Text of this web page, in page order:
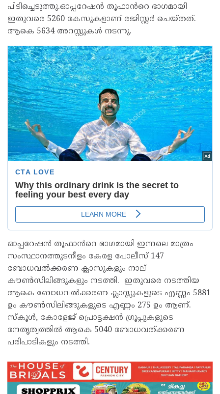
പിടിച്ചെടുത്തു.ഓപ്പറേഷൻ തൂഫാൻറെ ഭാഗമായി
ഇതുവരെ 5260 കേസുകളാണ് രജിസ്റ്റർ ചെയ്തത്.
ആകെ 5634 അറസ്റ്റുകൾ നടന്നു.
ഓപ്പറേഷൻ തൂഫാൻറെ ഭാഗമായി ഇന്നലെ മാത്രം
സംസ്ഥാനത്തുടനീളം കേരള പോലീസ് 147
ബോധവൽക്കരണ ക്ലാസുകളും നാല്
കൗൺസിലിങ്ങുകളും നടത്തി. ഇതുവരെ നടത്തിയ
ആകെ ബോധവൽക്കരണ ക്ലാസ്സുകളുടെ എണ്ണം 5881
ഉം കൗൺസിലിങ്ങുകളുടെ എണ്ണം 275 ഉം ആണ്.
സ്കൂൾ, കോളേജ് പ്രൊട്ടക്ഷൻ ഗ്രൂപ്പുകളുടെ
നേതൃത്വത്തിൽ ആകെ 5040 ബോധവത്ക്കരണ
പരിപാടികളും നടത്തി.